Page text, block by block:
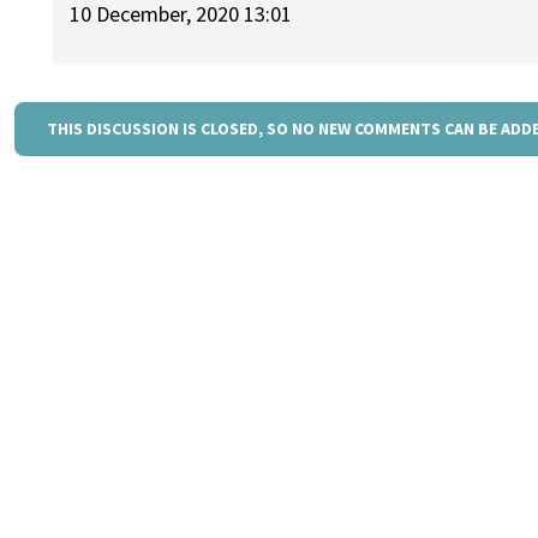
10 December, 2020 13:01
THIS DISCUSSION IS CLOSED, SO NO NEW COMMENTS CAN BE